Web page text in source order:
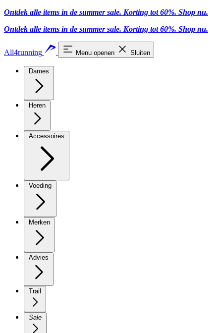
Ontdek alle items in de summer sale. Korting tot 60%. Shop nu.
Ontdek alle items in de summer sale. Korting tot 60%. Shop nu.
All4running Menu openen Sluiten
Dames
Heren
Accessoires
Voeding
Merken
Advies
Trail
Sale